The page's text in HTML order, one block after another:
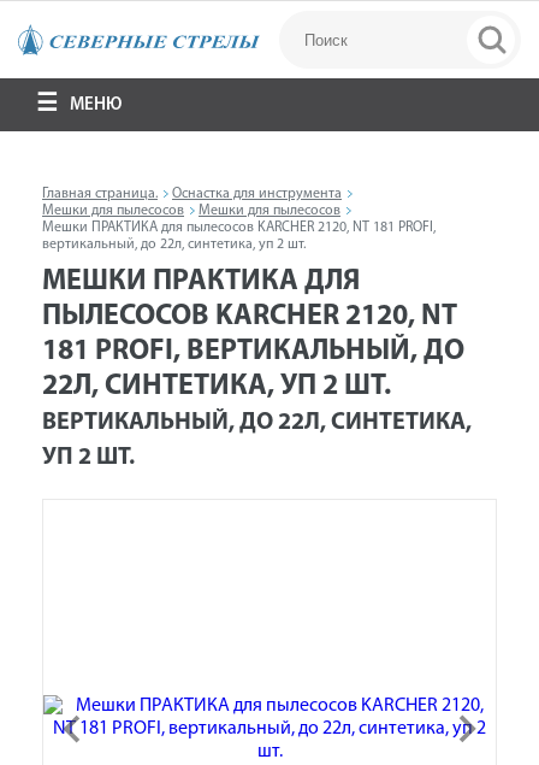
МЕНЮ
Главная страница.
Оснастка для инструмента
Мешки для пылесосов
Мешки для пылесосов
Мешки ПРАКТИКА для пылесосов KARCHER 2120, NT 181 PROFI,
вертикальный, до 22л, синтетика, уп 2 шт.
МЕШКИ ПРАКТИКА ДЛЯ
ПЫЛЕСОСОВ KARCHER 2120, NT
181 PROFI, ВЕРТИКАЛЬНЫЙ, ДО
22Л, СИНТЕТИКА, УП 2 ШТ.
ВЕРТИКАЛЬНЫЙ, ДО 22Л, СИНТЕТИКА,
УП 2 ШТ.